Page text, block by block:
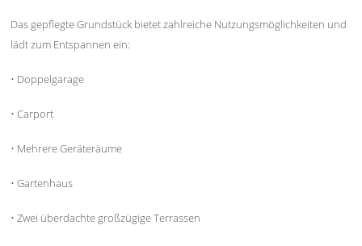
Das gepflegte Grundstück bietet zahlreiche Nutzungsmöglichkeiten und
lädt zum Entspannen ein:
• Doppelgarage
• Carport
• Mehrere Geräteräume
• Gartenhaus
• Zwei überdachte großzügige Terrassen